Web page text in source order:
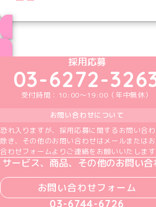
めいどりーみん
めいどりーみん
めいどり
めい
採用応募
03-6272-
受付時間：10:00～19:00（年中無休）
お問い合わせについて
恐れ入りますが、採用応募に関するお問い合
除き、その他のお問い合わせはメールまたは
合わせフォームよりご連絡をお願いいたします
サービス、商品、その他のお問い合
お問い合わせフォーム
03-6744-6726